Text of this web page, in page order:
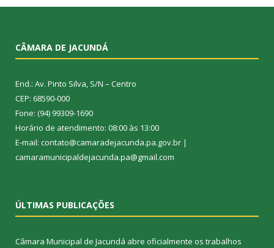
CÂMARA DE JACUNDÁ
End.: Av. Pinto Silva, S/N – Centro
CEP: 68590-000
Fone: (94) 99309-1690
Horário de atendimento: 08:00 às 13:00
E-mail: contato@camaradejacunda.pa.gov.br |
camaramunicipaldejacunda.pa@gmail.com
ÚLTIMAS PUBLICAÇÕES
Câmara Municipal de Jacundá abre oficialmente os trabalhos